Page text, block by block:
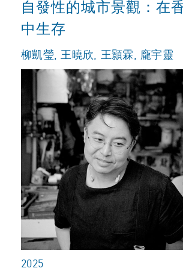
自發性的城市景觀：在
中生存
柳凱瑩, 王曉欣, 王顥霖, 龐宇靈
2025